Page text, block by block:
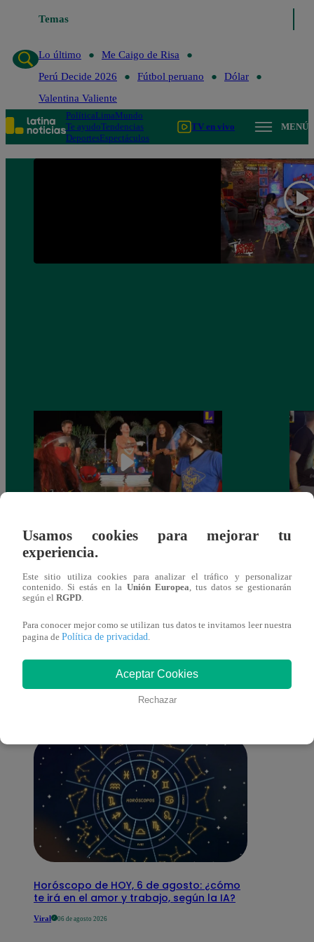
Temas
Lo último
Me Caigo de Risa
Perú Decide 2026
Fútbol peruano
Dólar
Valentina Valiente
PolíticaLimaMundo
Te ayudoTendencias
DeportesEspectáculos
TV en vivo MENÚ
Monique Pardo y Adriana Zubiate jugaron
a la ‘Carta dulce’ en Noche de Patas
También te puede
interesar
Horóscopo de HOY, 6 de agosto: ¿cómo
te irá en el amor y trabajo, según la IA?
Viral 06 de agosto 2026
Usamos cookies para mejorar tu
experiencia.
Este sitio utiliza cookies para analizar el tráfico y personalizar
contenido. Si estás en la Unión Europea , tus datos se gestionarán
según el RGPD
Para conocer mejor como se utilizan tus datos te invitamos leer nuestra
pagina de Política de privacidad
Aceptar Cookies
Rechazar